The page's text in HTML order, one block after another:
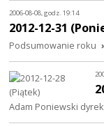
2006-08-08, godz. 19:14
2012-12-31
Podsumowanie roku
Adam Poniewski